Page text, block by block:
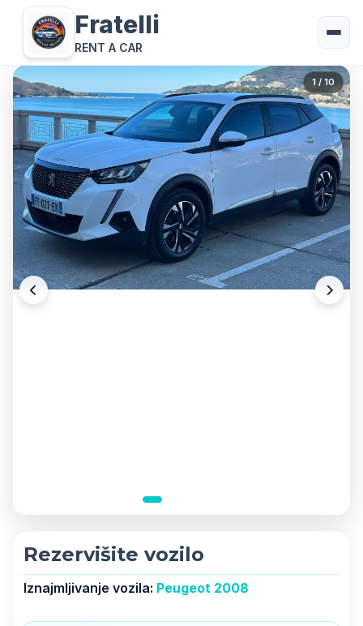
Fratelli
RENT A CAR
1 / 10
Rezervišite vozilo
Iznajmljivanje vozila: Peugeot 2008